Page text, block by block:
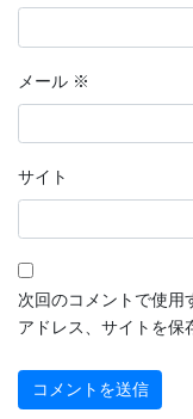
メール ※
サイト
次回のコメントで使用
アドレス、サイトを保